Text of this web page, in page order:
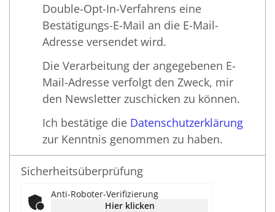
Double-Opt-In-Verfahrens eine
Bestätigungs-E-Mail an die E-Mail-
Adresse versendet wird.
Die Verarbeitung der angegebenen E-
Mail-Adresse verfolgt den Zweck, mir
den Newsletter zuschicken zu können.
Ich bestätige die Datenschutzerklärung
zur Kenntnis genommen zu haben.
Sicherheitsüberprüfung
Anti-Roboter-Verifizierung
Hier klicken